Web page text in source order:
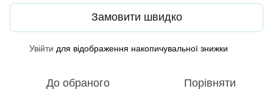
Замовити швидко
Увійти для відображення накопичувальної знижки
До обраного Порівняти